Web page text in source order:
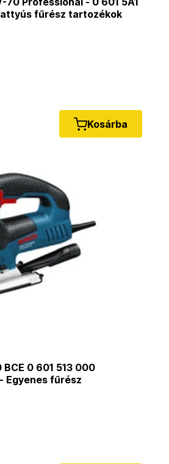
fűrész tartozékok
Kosárba
BCE 0 601 513 000
Egyenes fűrész